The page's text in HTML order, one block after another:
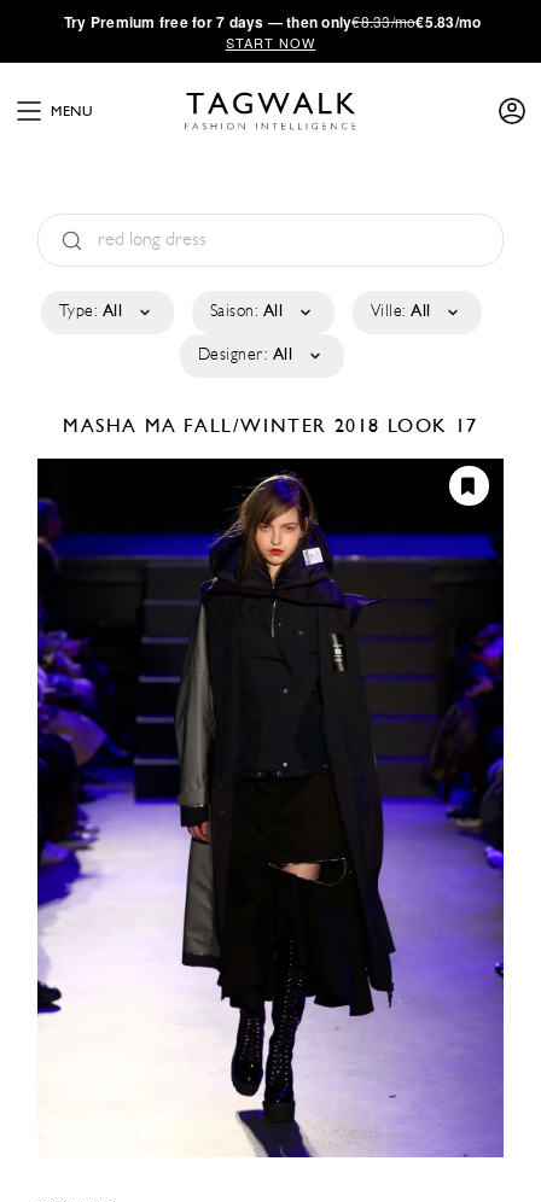
·Try Premium free for 7 days — then only€8.33/mo€5.83/mo
START NOW
MENU
Type: All Saison: All Ville: All
Designer: All
MASHA MA FALL/WINTER 2018 LOOK 17